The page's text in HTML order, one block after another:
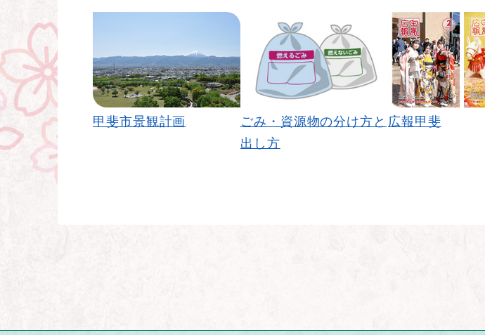
甲斐市景観計画
ごみ・資源物の分け方と
出し方
広報甲斐